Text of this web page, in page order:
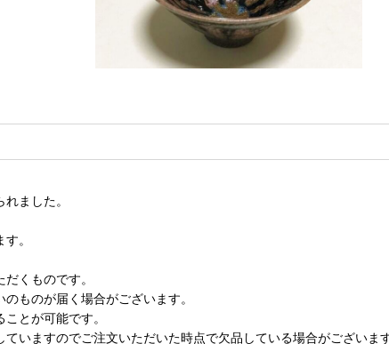
ました。
。
くものです。
ものが届く場合がございます。
とが可能です。
いますのでご注文いただいた時点で欠品している場合がございます